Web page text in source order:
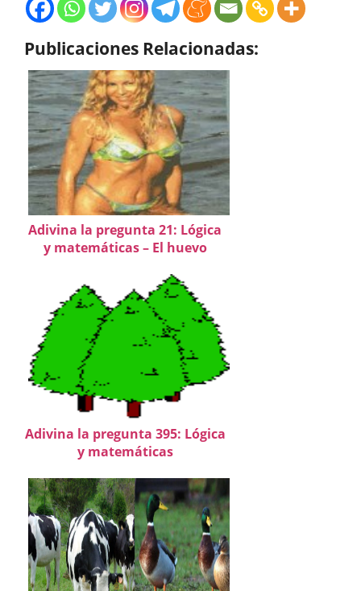
Publicaciones Relacionadas:
Adivina la pregunta 21: Lógica
y matemáticas – El huevo
Adivina la pregunta 395: Lógica
y matemáticas